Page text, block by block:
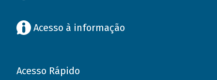
Acesso à informação
Acesso Rápido